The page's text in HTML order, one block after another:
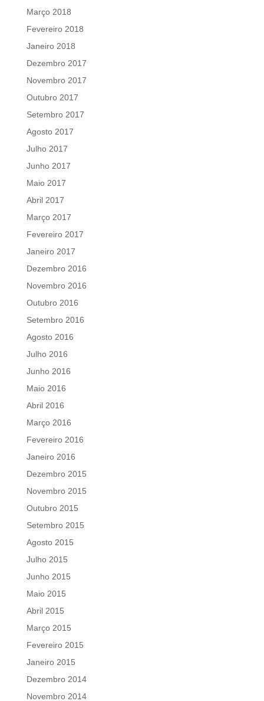
Março 2018
Fevereiro 2018
Janeiro 2018
Dezembro 2017
Novembro 2017
Outubro 2017
Setembro 2017
Agosto 2017
Julho 2017
Junho 2017
Maio 2017
Abril 2017
Março 2017
Fevereiro 2017
Janeiro 2017
Dezembro 2016
Novembro 2016
Outubro 2016
Setembro 2016
Agosto 2016
Julho 2016
Junho 2016
Maio 2016
Abril 2016
Março 2016
Fevereiro 2016
Janeiro 2016
Dezembro 2015
Novembro 2015
Outubro 2015
Setembro 2015
Agosto 2015
Julho 2015
Junho 2015
Maio 2015
Abril 2015
Março 2015
Fevereiro 2015
Janeiro 2015
Dezembro 2014
Novembro 2014